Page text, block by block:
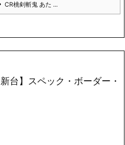
CR桃剣斬鬼 あた ...
台】スペック・ボーダー・